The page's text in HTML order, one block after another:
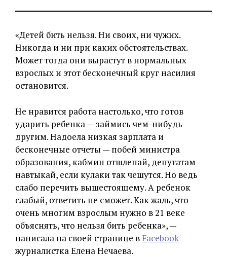
«Детей бить нельзя. Ни своих, ни чужих.
Никогда и ни при каких обстоятельствах.
Может тогда они вырастут в нормальных
взрослых и этот бесконечный круг насилия
остановится.
Не нравится работа настолько, что готов
ударить ребенка — займись чем-нибудь
другим. Надоела низкая зарплата и
бесконечные отчеты — побей министра
образования, кабмин отшлепай, депутатам
навтыкай, если кулаки так чешутся. Но ведь
слабо перечить вышестоящему. А ребенок
слабый, ответить не сможет. Как жаль, что
очень многим взрослым нужно в 21 веке
объяснять, что нельзя бить ребенка», —
написала на своей странице в Facebook
журналистка Елена Нечаева.